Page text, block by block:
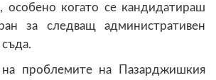
особено когато се кандидатираш
за следващ административен
на проблемите на Пазарджишкия